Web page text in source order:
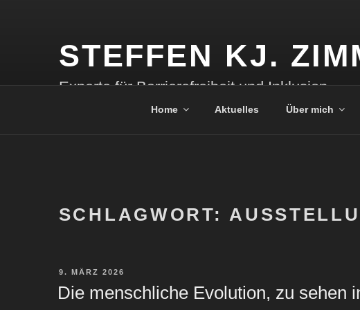
STEFFEN KJ.
Experte für Barrierefreiheit und Inklusion
Home Aktuelles Über mich
SCHLAGWORT:
VERÖFFENTLICHT
9. MÄRZ 2026
Die menschliche Evolution, zu sehen